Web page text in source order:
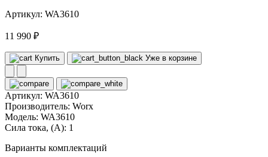
Артикул: WA3610
11 990 ₽
Купить Уже в корзине
Артикул: WA3610
Производитель: Worx
Модель: WA3610
Сила тока, (А): 1
Варианты комплектаций